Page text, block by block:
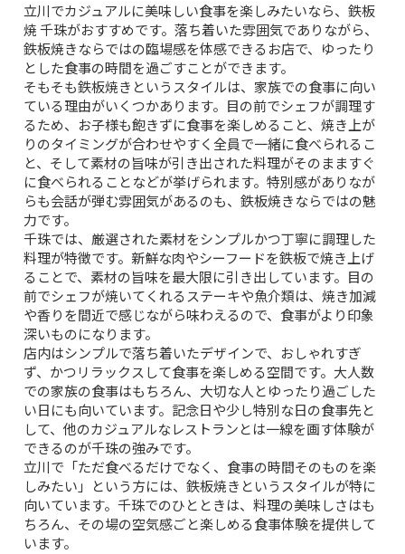
立川でカジュアルに美味しい食事を楽しみたいなら、 鉄板
焼 千珠がおすすめです。落ち着いた雰囲気でありながら、
鉄板焼きならではの臨場感を体感できるお店で、ゆったり
とした食事の時間を過ごすことができます。
そもそも鉄板焼きというスタイルは、家族での食事に向い
ている理由がいくつかあります。目の前でシェフが調理す
るため、お子様も飽きずに食事を楽しめること、焼き上が
りのタイミングが合わせやすく全員で一緒に食べられるこ
と、そして素材の旨味が引き出された料理がそのまますぐ
に食べられることなどが挙げられます。特別感がありなが
らも会話が弾む雰囲気があるのも、鉄板焼きならではの魅
力です。
千珠では、厳選された素材をシンプルかつ丁寧に調理した
料理が特徴です。新鮮な肉やシーフードを鉄板で焼き上げ
ることで、素材の旨味を最大限に引き出しています。目の
前でシェフが焼いてくれるステーキや魚介類は、焼き加減
や香りを間近で感じながら味わえるので、食事がより印象
深いものになります。
店内はシンプルで落ち着いたデザインで、おしゃれすぎ
ず、かつリラックスして食事を楽しめる空間です。大人数
での家族の食事はもちろん、大切な人とゆったり過ごした
い日にも向いています。記念日や少し特別な日の食事先と
して、他のカジュアルなレストランとは一線を画す体験が
できるのが千珠の強みです。
立川で「ただ食べるだけでなく、食事の時間そのものを楽
しみたい」という方には、鉄板焼きというスタイルが特に
向いています。千珠でのひとときは、料理の美味しさはも
ちろん、その場の空気感ごと楽しめる食事体験を提供して
います。